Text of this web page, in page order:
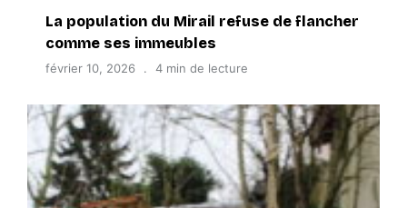
La population du Mirail refuse de flancher
comme ses immeubles
février 10, 2026 4 min de lecture